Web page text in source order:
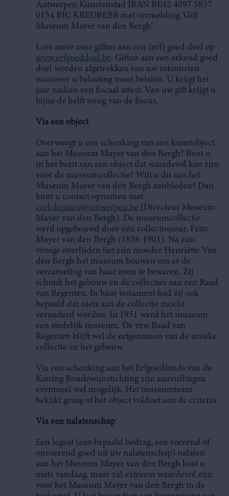
Antwerpen Kunstenstad IBAN BE42 4097 5857
0154 BIC KREDBEBB met vermelding ‘Gift
Museum Mayer van den Bergh’.
Lees meer over giften aan een (erf) goed doel op
www.erfgoeddoel.be. Giften aan een erkend goed
doel worden afgetrokken van uw inkomsten
waarover u belasting moet betalen. U krijgt het
jaar nadien een fiscaal attest. Van uw gift krijgt u
bijna de helft terug van de fiscus.
Via een object
Overweegt u een schenking van een kunstobject
aan het Museum Mayer van den Bergh? Bent u
in het bezit van een object dat waardevol kan zijn
voor de museumcollectie? Wilt u dit aan het
Museum Mayer van den Bergh aanbieden? Dan
kunt u contact opnemen met
carl.depauw@antwerpen.be (Directeur Museum
Mayer van den Bergh). De museumcollectie
werd opgebouwd door één collectioneur, Fritz
Mayer van den Bergh (1858-1901). Na zijn
vroege overlijden liet zijn moeder Henriëtte Van
den Bergh het museum bouwen om er de
verzameling van haar zoon te bewaren. Zij
schonk het gebouw en de collecties aan een Raad
van Regenten. In haar testament had zij ook
bepaald dat niets aan de collectie mocht
veranderd worden. In 1951 werd het museum
een stedelijk museum. De vzw Raad van
Regenten blijft wel de erfgenamen van de unieke
collectie en het gebouw.
Via een schenking aan het Erfgoedfonds van de
Koning Boudewijnstichting zijn aanvullingen
eventueel wel mogelijk. Het museumteam
bekijkt graag of het object voldoet aan de criteria.
Via een nalatenschap
Een legaat (een bepaald bedrag, een roerend of
onroerend goed uit uw nalatenschap) nalaten
aan het Museum Mayer van den Bergh kost u
niets vandaag, maar zal extreem waardevol zijn
voor het Museum Mayer van den Bergh in de